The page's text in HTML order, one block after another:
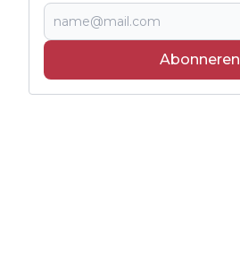
Abonneren